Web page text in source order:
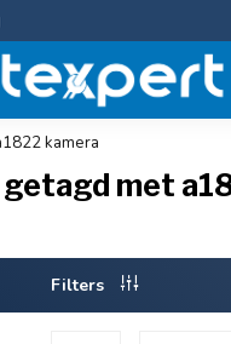
kamera
met
Filters